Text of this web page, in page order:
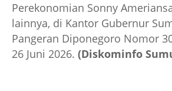
Perekonomian Sonny
lainnya, di Kantor Gubernur
Pangeran Diponegoro Nomor
26 Juni 2026. (Diskominfo